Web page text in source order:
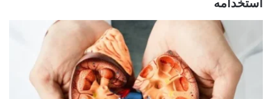
استخدامه